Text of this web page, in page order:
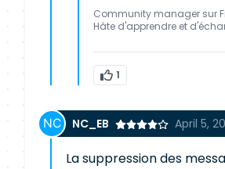
Community manager sur
Hâte d'apprendre et
1
NC_EB April 5,
La suppression des